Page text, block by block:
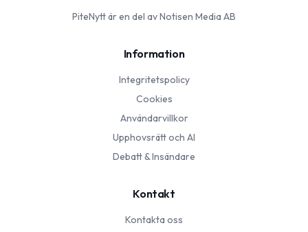
PiteNyttär en del av Notisen Media AB
Information
Integritetspolicy
Cookies
Användarvillkor
Upphovsrätt och AI
Debatt & Insändare
Kontakt
Kontakta oss